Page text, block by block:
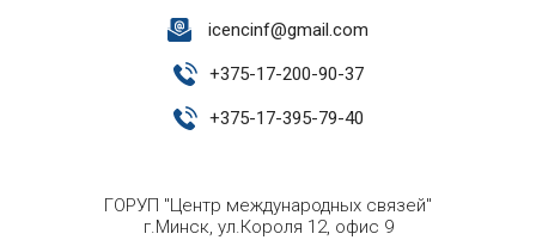
icencinf@gmail.com
+375-17-200-90-37
+375-17-395-79-40
ГОРУП "Центр международных связей"
г.Минск, ул.Короля 12, офис 9